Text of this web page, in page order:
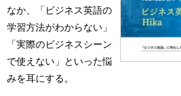
なか、「ビジネス英語の
学習方法がわからない」
「実際のビジネスシーン
で使えない」といった悩
みを耳にする。